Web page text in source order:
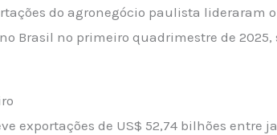
do agronegócio paulista lideraram
Brasil no primeiro quadrimestre de 2025,
exportações de US$ 52,74 bilhões entre